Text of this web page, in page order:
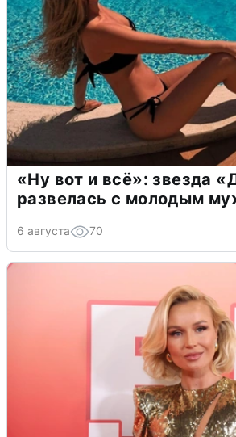
«Ну вот и всё»: звезда
развелась с молодым
6 августа 70